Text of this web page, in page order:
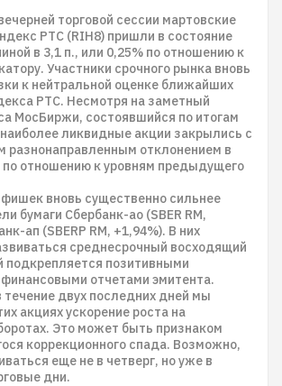
торговой сессии мартовские
РТС (RIH8) пришли в состояние
в 3,1 п., или 0,25% по отношению к
Участники срочного рынка вновь
к нейтральной оценке ближайших
РТС. Несмотря на заметный
МосБиржи, состоявшийся по итогам
наиболее ликвидные акции закрылись с
разнонаправленным отклонением в
по отношению к уровням предыдущего
вновь существенно сильнее
бумаги Сбербанк-ао (SBER RM,
ап (SBERP RM, +1,94%). В них
среднесрочный восходящий
подкрепляется позитивными
отчетами эмитента.
течение двух последних дней мы
акциях ускорение роста на
Это может быть признаком
коррекционного спада. Возможно,
еще не в четверг, но уже в
дни.